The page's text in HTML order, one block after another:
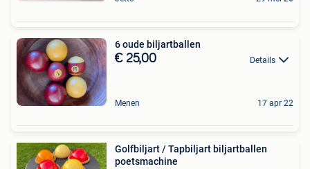
6 oude biljartballen
€ 25,00 Details
Menen 17 apr 22
Golfbiljart / Tapbiljart biljartballen
poetsmachine